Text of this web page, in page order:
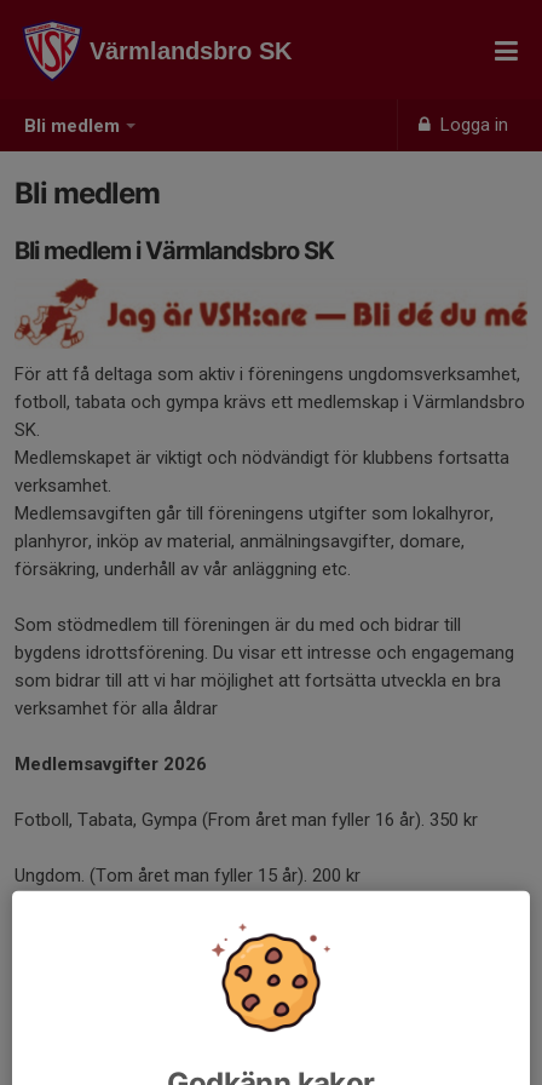
Bli medlem Logga in
Värmlandsbro SK
Bli medlem
Bli medlem i Värmlandsbro SK
För att få deltaga som aktiv i föreningens ungdomsverksamhet,
fotboll, tabata och gympa krävs ett medlemskap i Värmlandsbro
SK.
Medlemskapet är viktigt och nödvändigt för klubbens fortsatta
verksamhet.
Medlemsavgiften går till föreningens utgifter som lokalhyror,
planhyror, inköp av material, anmälningsavgifter, domare,
försäkring, underhåll av vår anläggning etc.
Som stödmedlem till föreningen är du med och bidrar till
bygdens idrottsförening. Du visar ett intresse och engagemang
som bidrar till att vi har möjlighet att fortsätta utveckla en bra
verksamhet för alla åldrar
Medlemsavgifter 2026
Fotboll, Tabata, Gympa (From året man fyller 16 år). 350 kr
Ungdom. (Tom året man fyller 15 år). 200 kr
Familj. Boende på samma adress. Barn tom 18 år. 600 kr
Viktigt att man noterar uppgifter på alla som skall ingå i